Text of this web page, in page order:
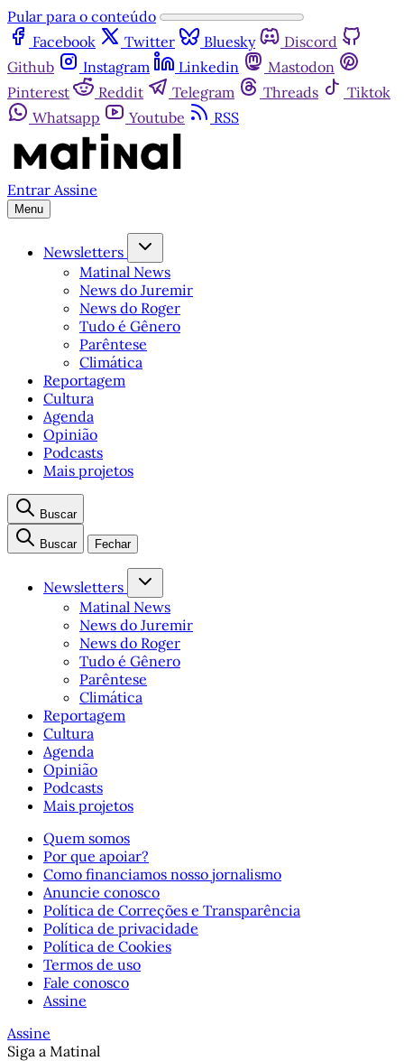
Pular para o conteúdo
Facebook
Twitter Bluesky
Discord
Github
Instagram Linkedin
Mastodon
Pinterest
Reddit Telegram Threads
Tiktok
Whatsapp
Youtube RSS
Entrar Assine
Menu
Newsletters
Matinal News
News do Juremir
News do Roger
Tudo é Gênero
Parêntese
Climática
Reportagem
Cultura
Agenda
Opinião
Podcasts
Mais projetos
Buscar
Buscar Fechar
Newsletters
Matinal News
News do Juremir
News do Roger
Tudo é Gênero
Parêntese
Climática
Reportagem
Cultura
Agenda
Opinião
Podcasts
Mais projetos
Quem somos
Por que apoiar?
Como financiamos nosso jornalismo
Anuncie conosco
Política de Correções e Transparência
Política de privacidade
Política de Cookies
Termos de uso
Fale conosco
Assine
Assine
Siga a Matinal